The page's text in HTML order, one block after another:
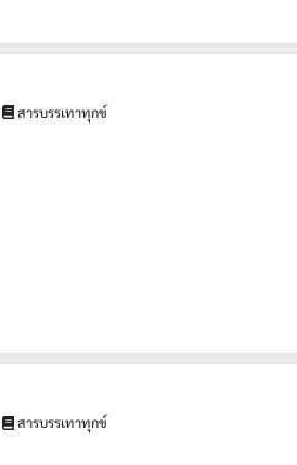
สารบรรเทาทุกข์
สารบรรเทาทุกข์